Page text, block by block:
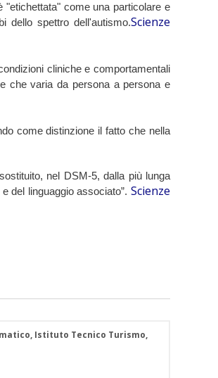
"etichettata" come una particolare e
dello spettro dell'autismo.Scienze
cliniche e comportamentali
che varia da persona a persona e
come distinzione il fatto che nella
nel DSM-5, dalla più lunga
del linguaggio associato”. Scienze
Istituto Tecnico Turismo,